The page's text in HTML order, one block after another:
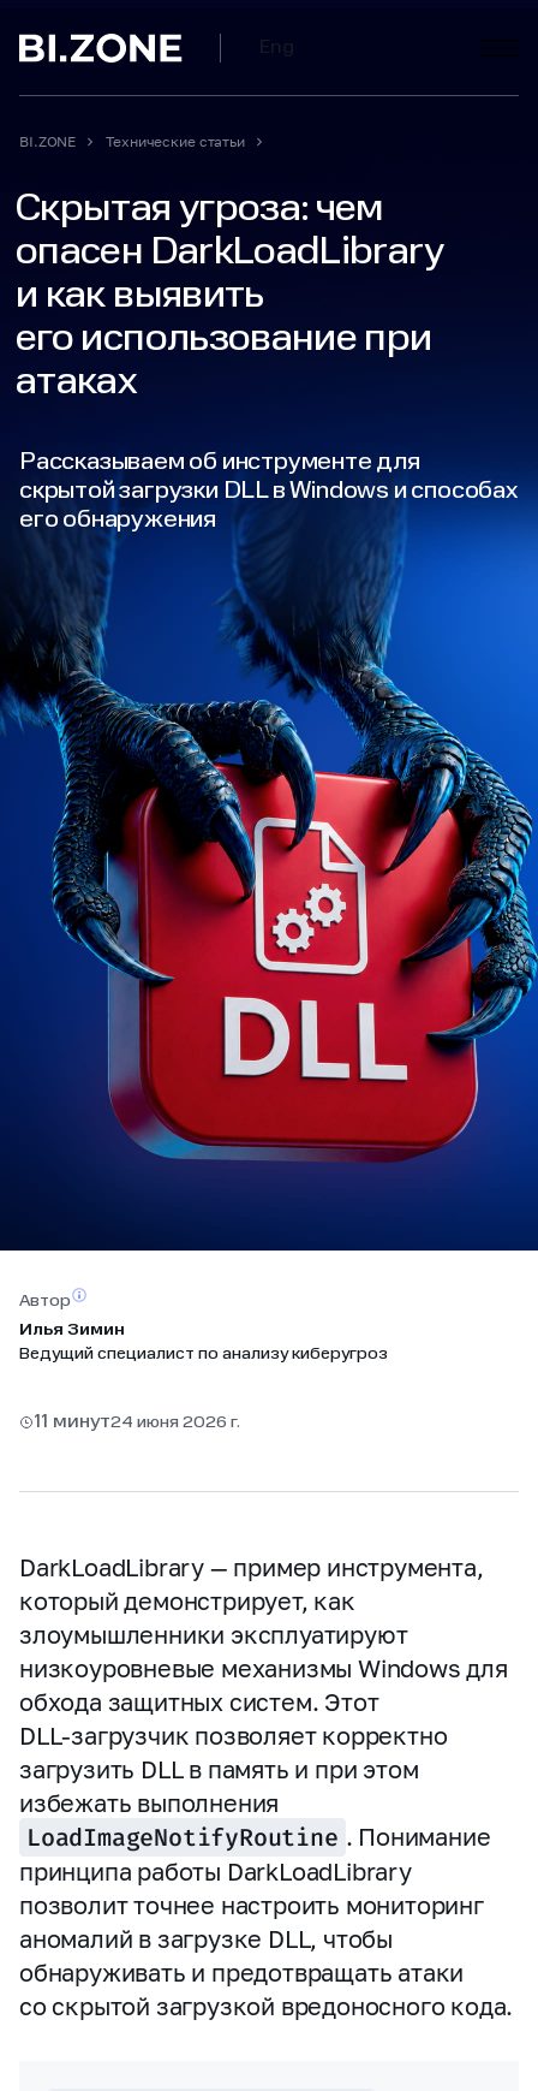
Eng
BI.ZONE Технические статьи
Скрытая угроза: чем
опасен DarkLoadLibrary
и как выявить
его использование при
атаках
Рассказываем об инструменте для
скрытой загрузки DLL в Windows и способах
его обнаружения
DarkLoadLibrary — пример инструмента,
который демонстрирует, как
злоумышленники эксплуатируют
низкоуровневые механизмы Windows для
обхода защитных систем. Этот
DLL‑загрузчик позволяет корректно
загрузить DLL в память и при этом
избежать выполнения
LoadImageNotifyRoutine . Понимание
принципа работы DarkLoadLibrary
позволит точнее настроить мониторинг
аномалий в загрузке DLL, чтобы
обнаруживать и предотвращать атаки
со скрытой загрузкой вредоносного кода.
Автор
Илья Зимин
Ведущий специалист по анализу киберугроз
11 минут24 июня 2026 г.